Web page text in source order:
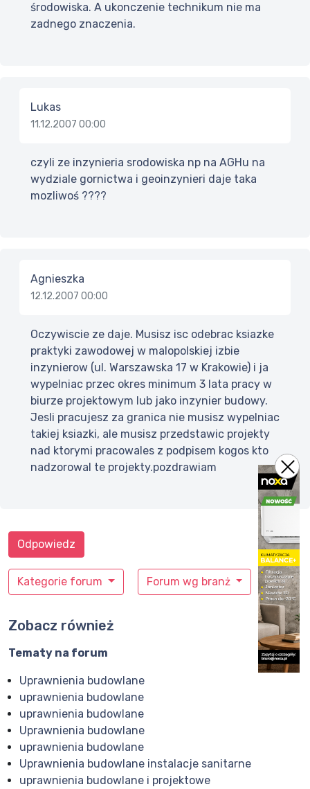
środowiska. A ukonczenie technikum nie ma
zadnego znaczenia.
Lukas
11.12.2007 00:00
czyli ze inzynieria srodowiska np na AGHu na
wydziale gornictwa i geoinzynieri daje taka
mozliwoś ????
Agnieszka
12.12.2007 00:00
Oczywiscie ze daje. Musisz isc odebrac ksiazke
praktyki zawodowej w malopolskiej izbie
inzynierow (ul. Warszawska 17 w Krakowie) i ja
wypelniac przec okres minimum 3 lata pracy w
biurze projektowym lub jako inzynier budowy.
Jesli pracujesz za granica nie musisz wypelniac
takiej ksiazki, ale musisz przedstawic projekty
nad ktorymi pracowales z podpisem kogos kto
nadzorowal te projekty.pozdrawiam
Kategorie forum Forum wg branż
Odpowiedz
Zobacz również
Tematy na forum
Uprawnienia budowlane
uprawnienia budowlane
uprawnienia budowlane
Uprawnienia budowlane
uprawnienia budowlane
Uprawnienia budowlane instalacje sanitarne
uprawnienia budowlane i projektowe